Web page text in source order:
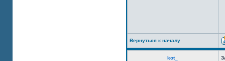
Вернуться к началу
kot_